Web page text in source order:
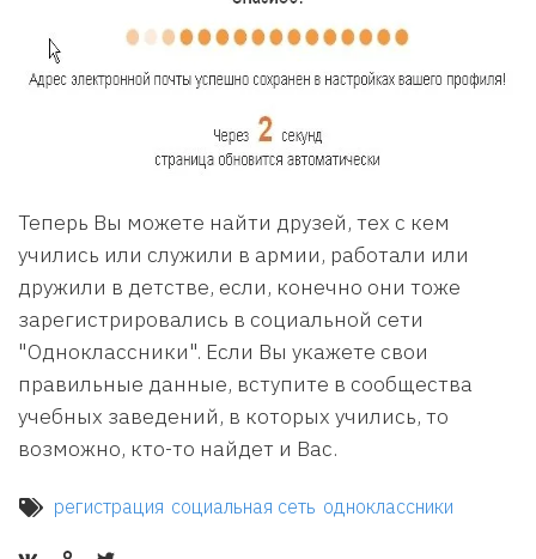
Теперь Вы можете найти друзей, тех с кем
учились или служили в армии, работали или
дружили в детстве, если, конечно они тоже
зарегистрировались в социальной сети
"Одноклассники". Если Вы укажете свои
правильные данные, вступите в сообщества
учебных заведений, в которых учились, то
возможно, кто-то найдет и Вас.
регистрация социальная сеть одноклассники